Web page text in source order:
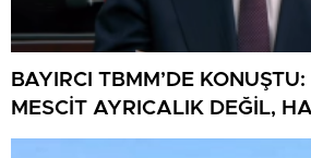
BAYIRCI TBMM’DE
MESCİT AYRICALIK DEĞİL,